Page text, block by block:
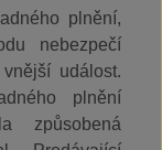
plnění,
nebezpečí
událost.
plnění
způsobená